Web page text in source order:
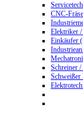
CNC-
Elektriker
Einkäufer
Schreiner